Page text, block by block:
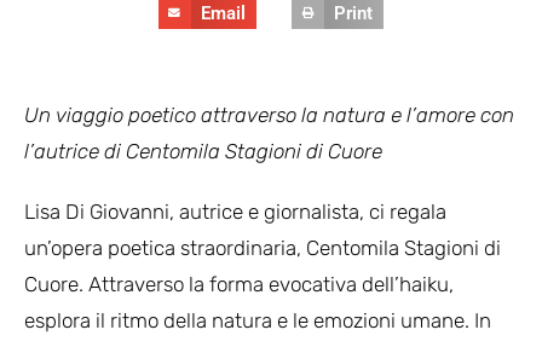
Email Print
Un viaggio poetico attraverso la natura e l’amore con
l’autrice di Centomila Stagioni di Cuore
Lisa Di Giovanni, autrice e giornalista, ci regala
un’opera poetica straordinaria, Centomila Stagioni di
Cuore. Attraverso la forma evocativa dell’haiku,
esplora il ritmo della natura e le emozioni umane. In